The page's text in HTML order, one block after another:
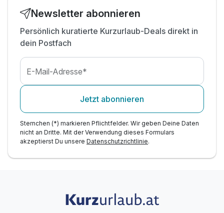
Tipp: vergünstigte Bergbahntickets erhältlich
Newsletter abonnieren
Persönlich kuratierte Kurzurlaub-Deals direkt in
dein Postfach
E-Mail-Adresse*
Jetzt abonnieren
Sternchen (*) markieren Pflichtfelder. Wir geben Deine Daten
nicht an Dritte. Mit der Verwendung dieses Formulars
akzeptierst Du unsere Datenschutzrichtlinie.